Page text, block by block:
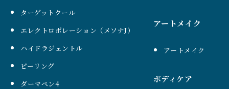
ターゲットクール
エレクトロポレーション（メソナJ）
ハイドラジェントル
ピーリング
ダーマペン4
アートメイク
アートメイク
ボディケア